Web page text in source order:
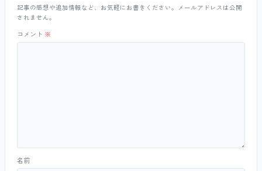
記事の感想や追加情報など、お気軽にお書きください。メールアドレスは公開
されません。
コメント ※
名前